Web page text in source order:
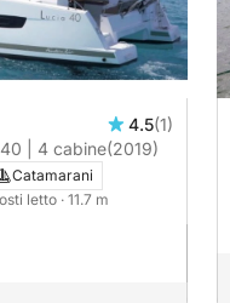
4.5(1)
| 4 cabine(2019)
Catamarani
letto · 11.7 m